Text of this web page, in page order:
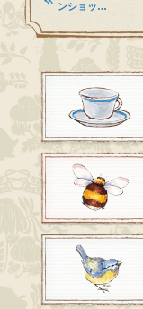
ンショッ…